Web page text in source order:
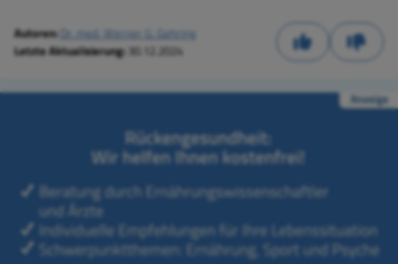
Autoren: Dr. med. Werner G. Gehring
Letzte Aktualisierung: 30.12.2024